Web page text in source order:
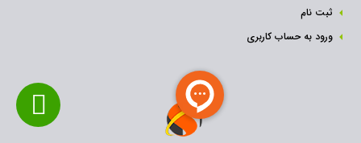
ثبت نام‌
ورود به حساب کاربری